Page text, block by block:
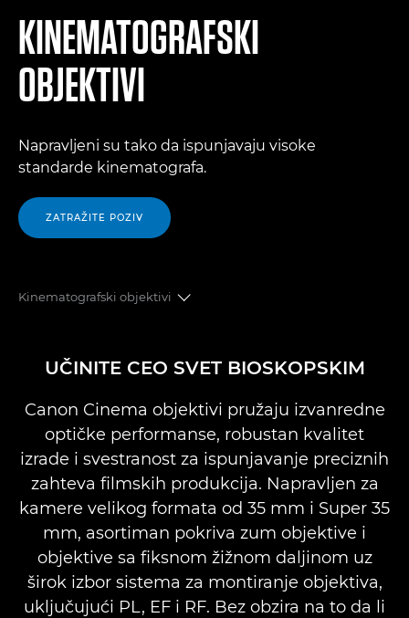
KINEMATOGRAFSKI
OBJEKTIVI
Napravljeni su tako da ispunjavaju visoke
standarde kinematografa.
ZATRAŽITE POZIV
Kinematografski objektivi
DALJINOM
FLEX ZOOM OBJEKTIVI
CINE SERVO
KOMPAKTNI CINE SERVO
VRHUNSKI ZUM
UČINITE CEO SVET BIOSKOPSKIM
Canon Cinema objektivi pružaju izvanredne
optičke performanse, robustan kvalitet
izrade i svestranost za ispunjavanje preciznih
zahteva filmskih produkcija. Napravljen za
kamere velikog formata od 35 mm i Super 35
mm, asortiman pokriva zum objektive i
objektive sa fiksnom žižnom daljinom uz
širok izbor sistema za montiranje objektiva,
uključujući PL, EF i RF. Bez obzira na to da li